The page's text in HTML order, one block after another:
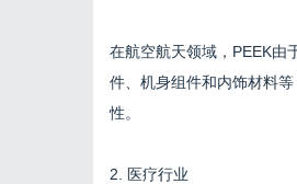
在航空航天领域，PEEK由
件、机身组件和内饰材料
性。
2. 医疗行业